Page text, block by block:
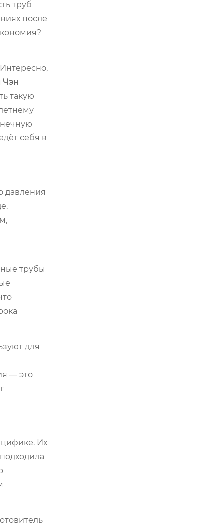
труб
после
такую
себя в
давления
трубы
для
— это
Их